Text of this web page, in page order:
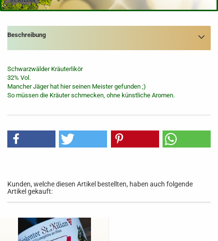
Beschreibung
Schwarzwälder Kräuterlikör
32% Vol.
Mancher Jäger hat hier seinen Meister gefunden ;)
So müssen die Kräuter schmecken, ohne künstliche Aromen.
Kunden, welche diesen Artikel bestellten, haben auch folgende
Artikel gekauft: